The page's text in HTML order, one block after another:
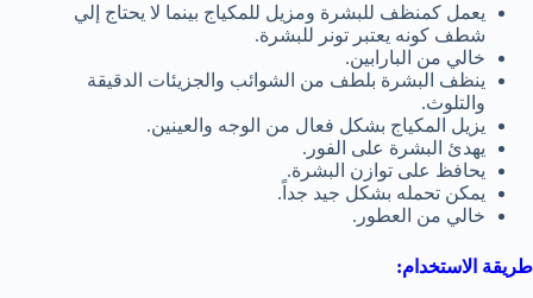
يعمل كمنظف للبشرة ومزيل للمكياج بينما لا يحتاج إلي
شطف كونه يعتبر تونر للبشرة.
خالي من البارابين.
ينظف البشرة بلطف من الشوائب والجزيئات الدقيقة
والتلوث.
يزيل المكياج بشكل فعال من الوجه والعينين.
يهدئ البشرة على الفور.
يحافظ على توازن البشرة.
يمكن تحمله بشكل جيد جداً.
خالي من العطور.
طريقة الاستخدام: